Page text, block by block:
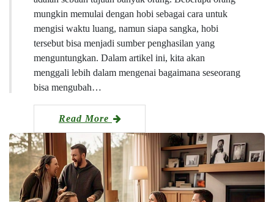
mungkin memulai dengan hobi sebagai cara untuk
mengisi waktu luang, namun siapa sangka, hobi
tersebut bisa menjadi sumber penghasilan yang
menguntungkan. Dalam artikel ini, kita akan
menggali lebih dalam mengenai bagaimana seseorang
bisa mengubah…
Read More